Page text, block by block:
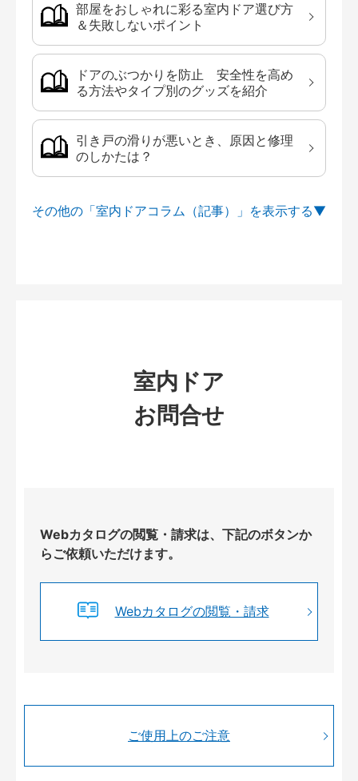
部屋をおしゃれに彩る室内ドア選び方
＆失敗しないポイント
ドアのぶつかりを防止 安全性を高め
る方法やタイプ別のグッズを紹介
引き戸の滑りが悪いとき、原因と修理
のしかたは？
その他の「室内ドアコラム（記事）」を
室内ドア
お問合せ
Webカタログの閲覧・請求は、下記のボタンか
らご依頼いただけます。
Webカタログの閲覧・請求
ご使用上のご注意